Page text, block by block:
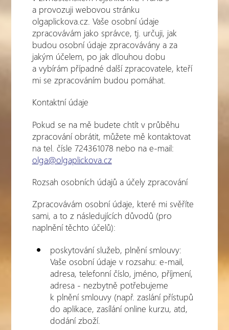
a provozuji webovou stránku
olgaplickova.cz. Vaše osobní údaje
zpracovávám jako správce, tj. určuji, jak
budou osobní údaje zpracovávány a za
jakým účelem, po jak dlouhou dobu
a vybírám případné další zpracovatele, kteří
mi se zpracováním budou pomáhat.
Kontaktní údaje
Pokud se na mě budete chtít v průběhu
zpracování obrátit, můžete mě kontaktovat
na tel. čísle 724361078 nebo na e-mail:
olga@olgaplickova.cz
Rozsah osobních údajů a účely zpracování
Zpracovávám osobní údaje, které mi svěříte
sami, a to z následujících důvodů (pro
naplnění těchto účelů):
poskytování služeb, plnění smlouvy:
Vaše osobní údaje v rozsahu: e-mail,
adresa, telefonní číslo, jméno, příjmení,
adresa - nezbytně potřebujeme
k plnění smlouvy (např. zaslání přístupů
do aplikace, zasílání online kurzu, atd,
dodání zboží.